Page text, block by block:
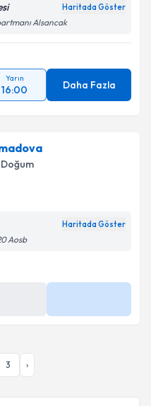
ilişkin
Aydınlatma
verilerimin belirtilen
ediyorum.
Gönder
Haritada Göster
Alsancak
Yarın
16:00 Daha Fazla
Doğum
Haritada Göster
Aosb
3 ›